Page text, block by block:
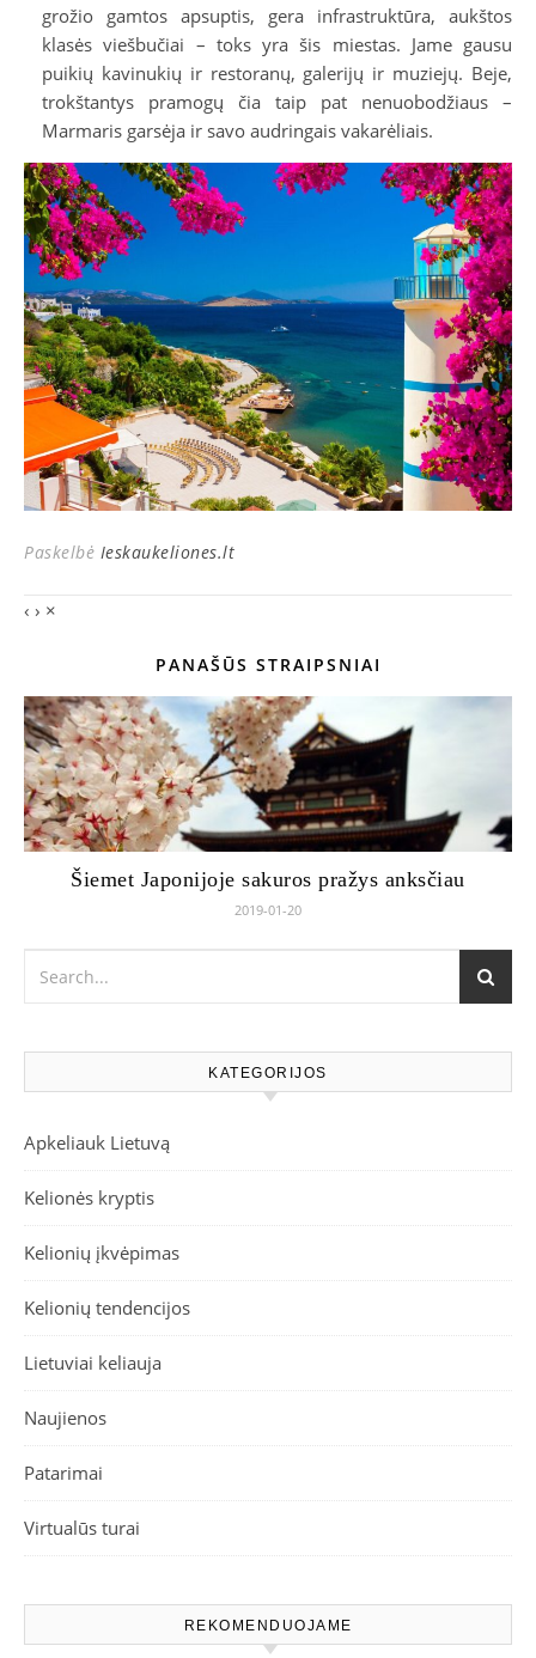
grožio gamtos apsuptis, gera infrastruktūra, aukštos
klasės viešbučiai – toks yra šis miestas. Jame gausu
puikių kavinukių ir restoranų, galerijų ir muziejų. Beje,
trokštantys pramogų čia taip pat nenuobodžiaus –
Marmaris garsėja ir savo audringais vakarėliais.
Paskelbė Ieskaukeliones.lt
‹ › ×
PANAŠŪS STRAIPSNIAI
Šiemet Japonijoje sakuros pražys anksčiau
2019-01-20
KATEGORIJOS
Apkeliauk Lietuvą
Kelionės kryptis
Kelionių įkvėpimas
Kelionių tendencijos
Lietuviai keliauja
Naujienos
Patarimai
Virtualūs turai
REKOMENDUOJAME